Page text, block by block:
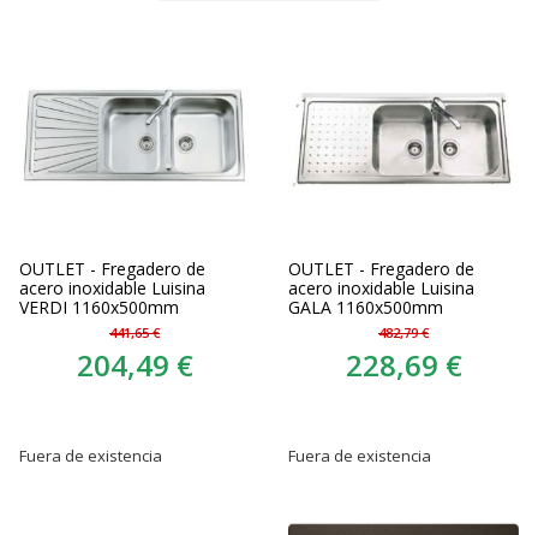
OUTLET - Fregadero de
acero inoxidable Luisina
VERDI 1160x500mm
441,65 €
204,49 €
Fuera de existencia
OUTLET - Fregadero de
acero inoxidable Luisina
GALA 1160x500mm
482,79 €
228,69 €
Fuera de existencia